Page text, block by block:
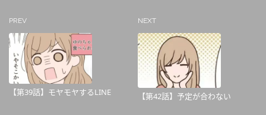
PREV
【第39話】モヤモヤするLINE
NEXT
【第42話】予定が合わない